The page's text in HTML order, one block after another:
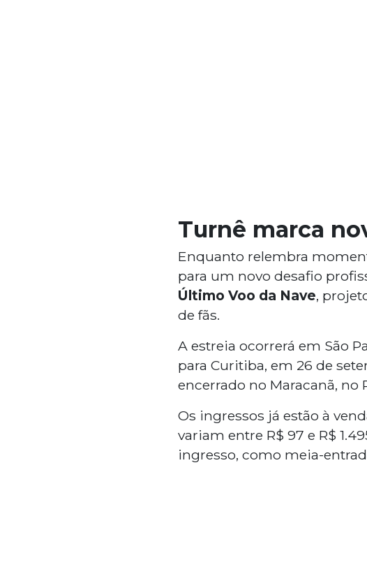
Turnê marca
Enquanto relembra
para um novo desafio
Último Voo da Nave,
de fãs.
A estreia ocorrerá em São
para Curitiba, em 26 de
encerrado no Maracanã, no
Os ingressos já estão à
variam entre R$ 97 e R$
ingresso, como meia-